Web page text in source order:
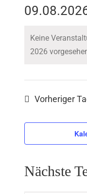
wählen.
Keine
2026
Vorheriger
Nächste